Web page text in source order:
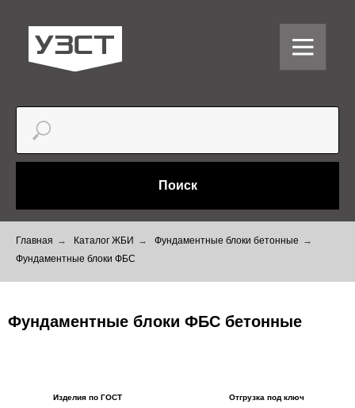
Поиск
Главная → Каталог ЖБИ → Фундаментные блоки бетонные →
Фундаментные блоки ФБС
Фундаментные блоки ФБС бетонные
Изделия по ГОСТ Отгрузка под ключ